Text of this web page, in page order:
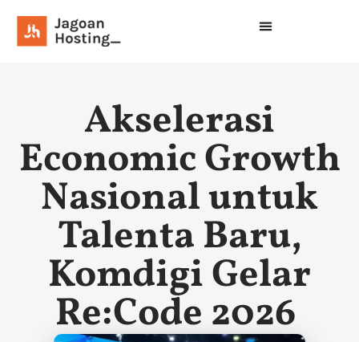
Akselerasi
Economic Growth
Nasional untuk
Talenta Baru,
Komdigi Gelar
Re:Code 2026